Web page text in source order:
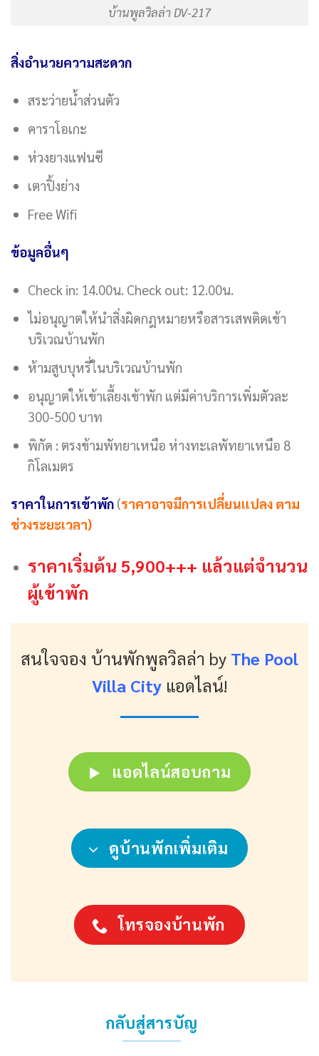
บ้านพูลวิลล่า DV-217
สิ่งอำนวยความสะดวก
สระว่ายน้ำส่วนตัว
คาราโอเกะ
ห่วงยางแฟนซี
เตาปิ้งย่าง
Free Wifi
ข้อมูลอื่นๆ
Check in: 14.00น. Check out: 12.00น.
ไม่อนุญาตให้นำสิ่งผิดกฎหมายหรือสารเสพติดเข้า
บริเวณบ้านพัก
ห้ามสูบบุหรี่ในบริเวณบ้านพัก
อนุญาตให้เข้าเลี้ยงเข้าพัก แต่มีค่าบริการเพิ่มตัวละ
300-500 บาท
พิกัด : ตรงข้ามพัทยาเหนือ ห่างทะเลพัทยาเหนือ 8
กิโลเมตร
ราคาในการเข้าพัก (ราคาอาจมีการเปลี่ยนแปลง ตาม
ช่วงระยะเวลา)
ราคาเริ่มต้น 5,900+++ แล้วแต่จำนวน
ผู้เข้าพัก
สนใจจอง บ้านพักพูลวิลล่า by The Pool
Villa City แอดไลน์!
แอดไลน์สอบถาม
ดูบ้านพักเพิ่มเติม
โทรจองบ้านพัก
กลับสู่สารบัญ